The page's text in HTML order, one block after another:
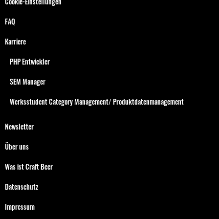
FAQ
Karriere
PHP Entwickler
SEM Manager
Werksstudent Category Management/ Produktdatenmanagement
Newsletter
Über uns
Was ist Craft Beer
Datenschutz
Impressum